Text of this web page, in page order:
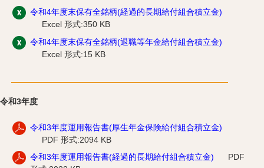
令和4年度末保有全銘柄(経過的長期給付組合積立金)
Excel 形式:350 KB
令和4年度末保有全銘柄(退職等年金給付組合積立金)
Excel 形式:15 KB
令和3年度
令和3年度運用報告書(厚生年金保険給付組合積立金)
PDF 形式:2094 KB
令和3年度運用報告書(経過的長期給付組合積立金)
PDF